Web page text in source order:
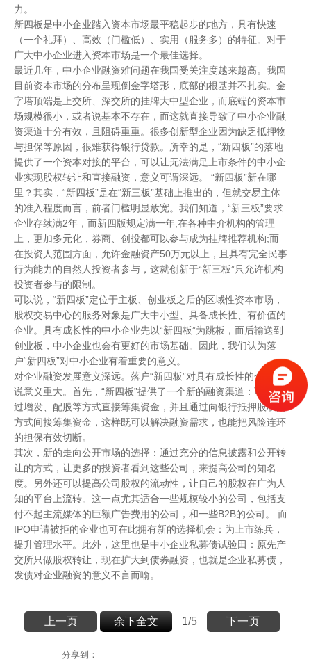
力。
新四板是中小企业踏入资本市场最平稳起步的地方，具有快速
（一个礼拜）、高效（门槛低）、实用（服务多）的特征。对于
广大中小企业进入资本市场是一个最佳选择。
最近几年，中小企业融资难问题在我国受关注度越来越高。我国
目前资本市场的分布呈现倒金字塔形，底部的根基并不扎实。金
字塔顶端是上交所、深交所的挂牌大中型企业，而底端的资本市
场规模很小，或者说基本不存在，而这就直接导致了中小企业融
资渠道十分有效，且阻碍重重。很多创新型企业因为缺乏抵押物
与担保等原因，很难获得银行贷款。所幸的是，“新四板”的落地
提供了一个资本对接的平台，可以让无法满足上市条件的中小企
业实现股权转让和直接融资，意义可谓深远。 “新四板”新在哪
里？其实，“新四板”是在“新三板”基础上推出的，但就交易主体
的准入程度而言，前者门槛明显放宽。我们知道，“新三板”要求
企业存续满2年，而新四版规定满一年;在各种中介机构的管理
上，更加多元化，券商、创投都可以参与成为挂牌推荐机构;而
在投资人范围方面，允许金融资产50万元以上，且具有完全民事
行为能力的自然人投资者参与，这就创新于“新三板”只允许机构
投资者参与的限制。
可以说，“新四板”定位于主板、创业板之后的区域性资本市场，
股权交易中心的服务对象是广大中小型、具备成长性、有价值的
企业。具有成长性的中小企业先以“新四板”为跳板，而后输送到
创业板，中小企业也会有更好的市场基础。因此，我们认为落
户“新四板”对中小企业有着重要的意义。
对企业融资发展意义深远。落户“新四板”对具有成长性的企业来
说意义重大。首先，“新四板”提供了一个新的融资渠道：可以通
过增发、配股等方式直接筹集资金，并且通过向银行抵押股权的
方式间接筹集资金，这样既可以解决融资需求，也能把风险连环
的担保有效切断。
其次，新的走向公开市场的选择：通过充分的信息披露和公开转
让的方式，让更多的投资者看到这些公司，来提高公司的知名
度。另外还可以提高公司股权的流动性，让自己的股权在广为人
知的平台上流转。这一点尤其适合一些规模较小的公司，包括支
付不起主流媒体的巨额广告费用的公司，和一些B2B的公司。 而
IPO申请被拒的企业也可在此拥有新的选择机会：为上市练兵，
提升管理水平。此外，这里也是中小企业私募债试验田：原先产
交所只做股权转让，现在扩大到债券融资，也就是企业私募债，
发债对企业融资的意义不言而喻。
上一页 余下全文 1/5 下一页
分享到：